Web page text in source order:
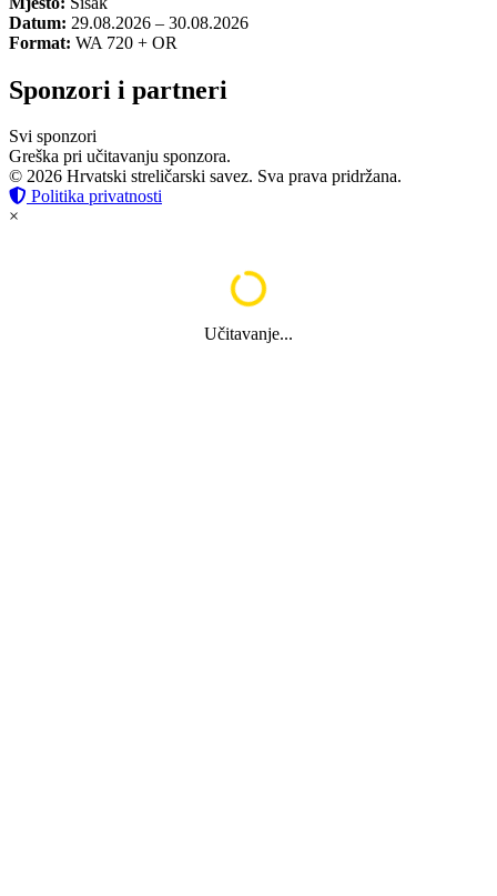
Datum: 29.08.2026 – 30.08.2026
Format: WA 720 + OR
Sponzori i partneri
Svi sponzori
Greška pri učitavanju sponzora.
© 2026 Hrvatski streličarski savez. Sva prava pridržana.
Politika privatnosti
×
Učitavanje...